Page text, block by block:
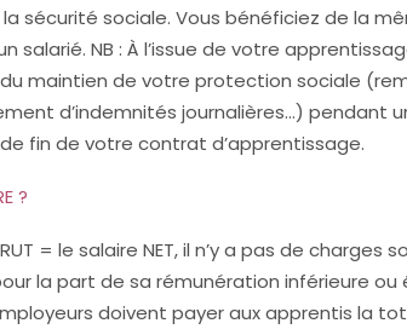
sécurité sociale. Vous bénéficiez de la
salarié. NB : À l’issue de votre
maintien de votre protection sociale
d’indemnités journalières…) pendant
fin de votre contrat d’apprentissage.
?
= le salaire NET, il n’y a pas de charges
la part de sa rémunération inférieure ou
doivent payer aux apprentis la